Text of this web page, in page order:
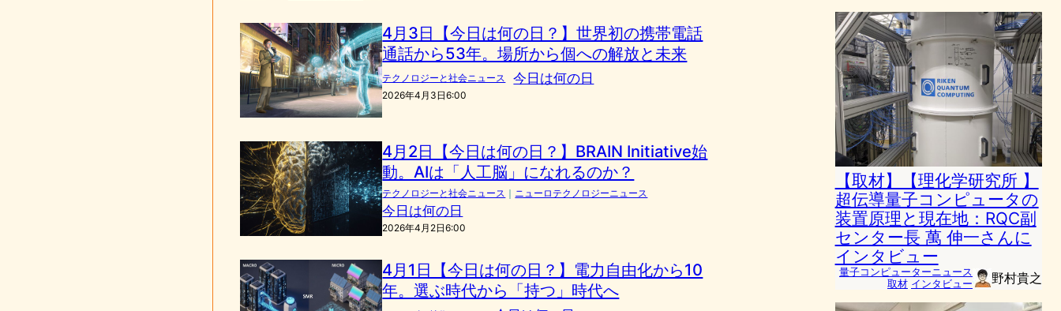
4月3日【今日は何の日？】世界初の携帯電話
通話から53年。場所から個への解放と未来
テクノロジーと社会ニュース 今日は何の日
2026年4月3日6:00
4月2日【今日は何の日？】BRAIN Initiative始
動。AIは「人工脳」になれるのか？
テクノロジーと社会ニュース ｜ ニューロテクノロジーニュース
今日は何の日
2026年4月2日6:00
4月1日【今日は何の日？】電力自由化から10
年。選ぶ時代から「持つ」時代へ
【取材】【理化学研究所 】
超伝導量子コンピュータの
装置原理と現在地：RQC副
センター長 萬 伸一さんに
インタビュー
量子コンピューターニュース
取材 インタビュー 野村貴之